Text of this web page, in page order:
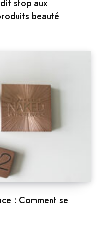
stop aux
beauté
: Comment se